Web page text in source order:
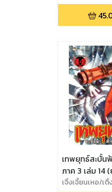
เทพยุทธ์สะบั้น
ภาค 3 เล่ม 14
เจิ้งเจี้ยนเหอ/เ